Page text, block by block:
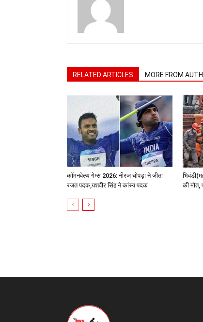
RELATED ARTICLES MORE FROM
कॉमनवेल्थ गेम्स 2026: नीरज चोपड़ा ने जीता
रजत पदक,यशवीर सिंह ने कांस्य पदक
की मौत,